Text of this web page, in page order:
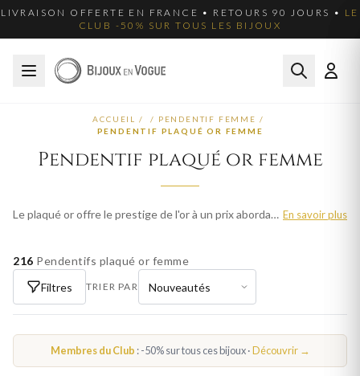
LIVRAISON OFFERTE EN FRANCE • RETOURS 90 JOURS • LE
CLUB -50% SUR TOUS LES BIJOUX
ACCUEIL / / PENDENTIF FEMME /
PENDENTIF PLAQUÉ OR FEMME
Pendentif plaqué or femme
Le plaqué or offre le prestige de l'or à un prix abordable. Nos pendentifs plaqué or femme sont recouverts d'une couche d'or véritable pour un rendu luxueux et une belle durabilité. Parcourez plus de 548 modèles pour femme et trouvez votre bijou idéal. Livraison offerte en France métropolitaine. En savoir plus
216 Pendentifs plaqué or femme
Filtres
TRIER PAR
Membres du Club : -50% sur tous ces bijoux ·Découvrir →